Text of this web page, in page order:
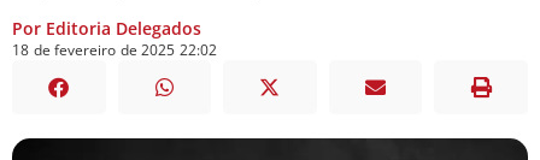
Por Editoria Delegados
18 de fevereiro de 2025 22:02